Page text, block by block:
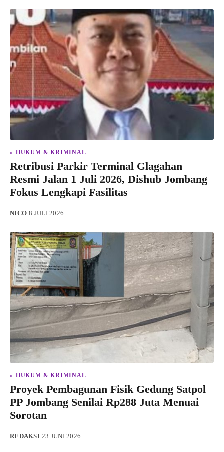
HUKUM & KRIMINAL
Retribusi Parkir Terminal Glagahan
Resmi Jalan 1 Juli 2026, Dishub Jombang
Fokus Lengkapi Fasilitas
NICO·8 JULI 2026
HUKUM & KRIMINAL
Proyek Pembagunan Fisik Gedung Satpol
PP Jombang Senilai Rp288 Juta Menuai
Sorotan
REDAKSI·23 JUNI 2026